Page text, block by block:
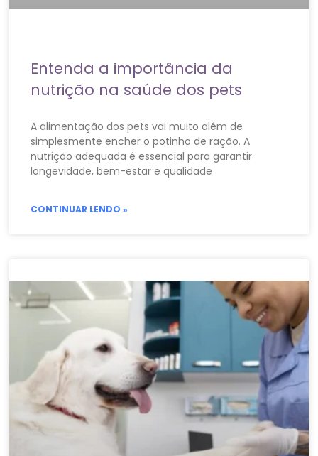
Entenda a importância da
nutrição na saúde dos pets
A alimentação dos pets vai muito além de
simplesmente encher o potinho de ração. A
nutrição adequada é essencial para garantir
longevidade, bem-estar e qualidade
CONTINUAR LENDO »